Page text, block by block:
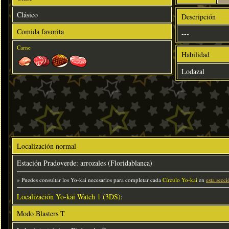
Clásico
Comida favorita
Carne
Descripción
---
Habilidad
Lodazal
Localización normal
Estación Pradoverde: arrozales (Floridablanca)
» Puedes consultar los Yo-kai necesarios para completar cada Círculo Yo-kai en esta
Localización Yo-kai Watch 1 (3DS):
Modo Blasters T